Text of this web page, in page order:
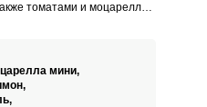
томатами и моцареллой
с полезными
очень вкусная и
ароматом.
мини,